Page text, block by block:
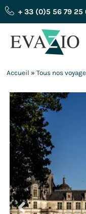
Aller
au
contenu
+ 33 (0)5 56 79 25
Accueil »Tous nos